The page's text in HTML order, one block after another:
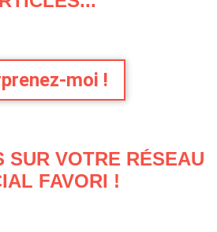
moi !
SUR VOTRE RÉSEAU
FAVORI !